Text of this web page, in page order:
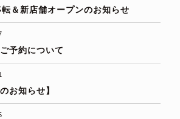
＆新店舗オープンのお知らせ
予約について
お知らせ】